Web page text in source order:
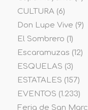
CULTURA(6)
Don Lupe Vive (9)
El Sombrero (1)
Escaramuzas (12)
ESQUELAS (3)
ESTATALES (157)
EVENTOS (1.233)
Feria de San